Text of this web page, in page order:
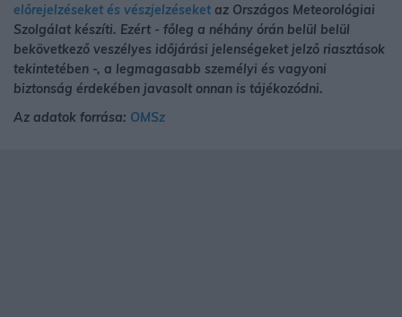
előrejelzéseket és vészjelzéseket az Országos Meteorológiai
Szolgálat készíti. Ezért - főleg a néhány órán belül belül
bekövetkező veszélyes időjárási jelenségeket jelző riasztások
tekintetében -, a legmagasabb személyi és vagyoni
biztonság érdekében javasolt onnan is tájékozódni.
Az adatok forrása: OMSz